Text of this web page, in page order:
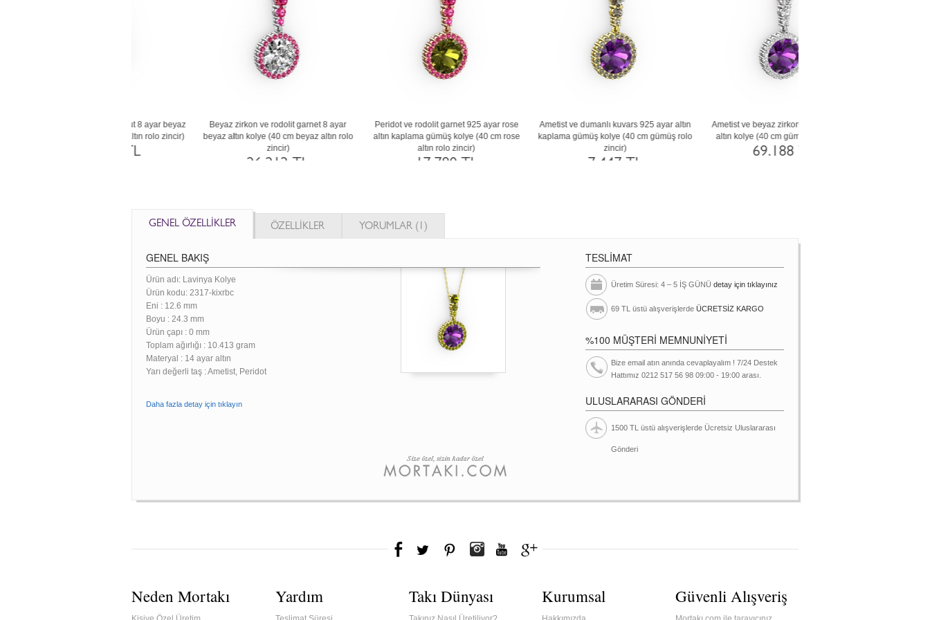
Ametist ve beyaz zirkon 18 ayar beyaz
altın kolye (40 cm gümüş rolo zincir)
Garnet ve kök yakut 14 ayar altın kolye (40
cm altın rolo zincir)
Kök zümrüt ve yeşil kuvars 14 ayar beyaz
altın kolye (40 cm gümüş rolo zincir)
Kök zümrüt ve lab safir 14 ayar beyaz altın
kolye (40 cm gümüş rolo zincir)
GENEL ÖZELLİKLER ÖZELLİKLER YORUMLAR (1)
GENEL BAKIŞ
Ürün adı: Lavinya Kolye
Ürün kodu: 2317-kixrbc
Eni : 12.6 mm
Boyu : 24.3 mm
Ürün çapı : 0 mm
Toplam ağırlığı : 10.413 gram
Materyal : 14 ayar altın
Yarı değerli taş : Ametist, Peridot
Daha fazla detay için tıklayın
TESLİMAT
Üretim Süresi: 4 – 5 İŞ GÜNÜ detay için tıklayınız
69 TL üstü alışverişlerde ÜCRETSİZ KARGO
%100 MÜŞTERİ MEMNUNİYETİ
Bize email atın anında cevaplayalım ! 7/24 Destek
Hattımız 0212 517 56 98 09:00 - 19:00 arası.
ULUSLARARASI GÖNDERİ
1500 TL üstü alışverişlerde Ücretsiz Uluslararası
Gönderi
Neden Mortakı Yardım Takı Dünyası Kurumsal Güvenli Alışveriş